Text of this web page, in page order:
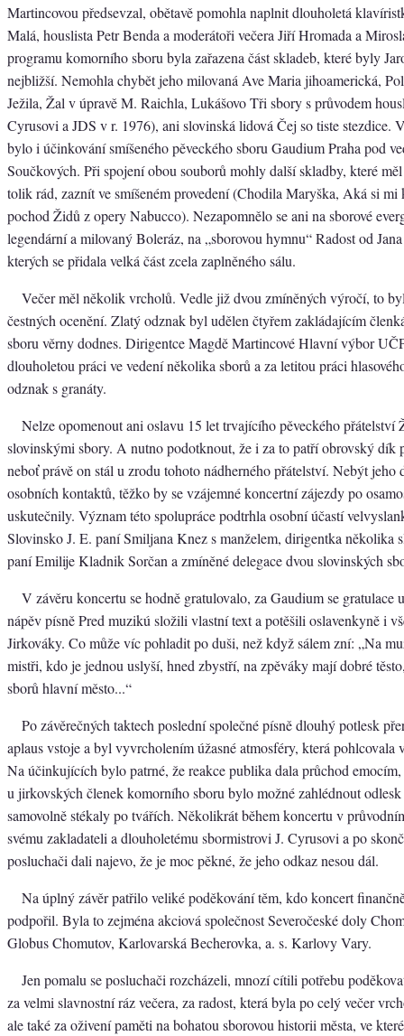
Martincovou předsevzal, obětavě pomohla naplnit dlouholetá
Malá, houslista Petr Benda a moderátoři večera Jiří Hromada a
programu komorního sboru byla zařazena část skladeb, které byly
nejbližší. Nemohla chybět jeho milovaná Ave Maria jihoamerická,
Ježila, Žal v úpravě M. Raichla, Lukášovo Tři sbory s průvodem
Cyrusovi a JDS v r. 1976), ani slovinská lidová Čej so tiste stezdice.
bylo i účinkování smíšeného pěveckého sboru Gaudium Praha pod
Součkových. Při spojení obou souborů mohly další skladby, které
tolik rád, zaznít ve smíšeném provedení (Chodila Maryška, Aká si mi
pochod Židů z opery Nabucco). Nezapomnělo se ani na sborové
legendární a milovaný Boleráz, na „sborovou hymnu“ Radost od
kterých se přidala velká část zcela zaplněného sálu.
Večer měl několik vrcholů. Vedle již dvou zmíněných výročí, to
čestných ocenění. Zlatý odznak byl udělen čtyřem zakládajícím
sboru věrny dodnes. Dirigentce Magdě Martincové Hlavní výbor
dlouholetou práci ve vedení několika sborů a za letitou práci
odznak s granáty.
Nelze opomenout ani oslavu 15 let trvajícího pěveckého přátelství
slovinskými sbory. A nutno podotknout, že i za to patří obrovský dík
neboť právě on stál u zrodu tohoto nádherného přátelství. Nebýt jeho
osobních kontaktů, těžko by se vzájemné koncertní zájezdy po
uskutečnily. Význam této spolupráce podtrhla osobní účastí
Slovinsko J. E. paní Smiljana Knez s manželem, dirigentka několika
paní Emilije Kladnik Sorčan a zmíněné delegace dvou slovinských
V závěru koncertu se hodně gratulovalo, za Gaudium se gratulace
nápěv písně Pred muzikú složili vlastní text a potěšili oslavenkyně i
Jirkováky. Co může víc pohladit po duši, než když sálem zní: „Na
mistři, kdo je jednou uslyší, hned zbystří, na zpěváky mají dobré
sborů hlavní město...“
Po závěrečných taktech poslední společné písně dlouhý potlesk
aplaus vstoje a byl vyvrcholením úžasné atmosféry, která pohlcovala
Na účinkujících bylo patrné, že reakce publika dala průchod
u jirkovských členek komorního sboru bylo možné zahlédnout
samovolně stékaly po tvářích. Několikrát během koncertu v
svému zakladateli a dlouholetému sbormistrovi J. Cyrusovi a po
posluchači dali najevo, že je moc pěkné, že jeho odkaz nesou dál.
Na úplný závěr patřilo veliké poděkování těm, kdo koncert
podpořil. Byla to zejména akciová společnost Severočeské doly
Globus Chomutov, Karlovarská Becherovka, a. s. Karlovy Vary.
Jen pomalu se posluchači rozcházeli, mnozí cítili potřebu
za velmi slavnostní ráz večera, za radost, která byla po celý večer
ale také za oživení paměti na bohatou sborovou historii města, ve